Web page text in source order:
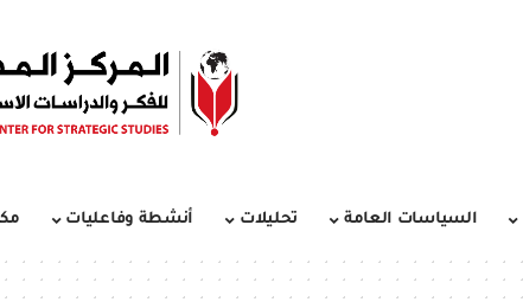
السياسات العامة تحليلات أنشطة وفاعليات